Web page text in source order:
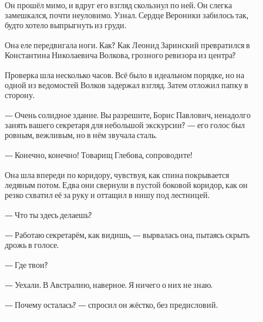
Он прошёл мимо, и вдруг его взгляд скользнул по ней. Он слегка
замешкался, почти неуловимо. Узнал. Сердце Вероники забилось так,
будто хотело выпрыгнуть из груди.
Она еле передвигала ноги. Как? Как Леонид Заринский превратился в
Константина Николаевича Волкова, грозного ревизора из центра?
Проверка шла несколько часов. Всё было в идеальном порядке, но на
одной из ведомостей Волков задержал взгляд. Затем отложил папку в
сторону.
— Очень солидное здание. Вы разрешите, Борис Павлович, ненадолго
занять вашего секретаря для небольшой экскурсии? — его голос был
ровным, вежливым, но в нём звучала сталь.
— Конечно, конечно! Товарищ Глебова, сопроводите!
Она шла впереди по коридору, чувствуя, как спина покрывается
ледяным потом. Едва они свернули в пустой боковой коридор, как он
резко схватил её за руку и оттащил в нишу под лестницей.
— Что ты здесь делаешь?
— Работаю секретарём, как видишь, — вырвалась она, пытаясь скрыть
дрожь в голосе.
— Где твои?
— Уехали. В Австралию, наверное. Я ничего о них не знаю.
— Почему осталась? — спросил он жёстко, без предисловий.